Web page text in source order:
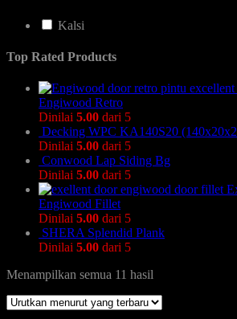
Kalsi
Top Rated Products
Engiwood Retro
Dinilai 5.00 dari 5
Decking WPC KA140S20
Dinilai 5.00 dari 5
Conwood Lap Siding Bg
Dinilai 5.00 dari 5
Engiwood Fillet
Dinilai 5.00 dari 5
SHERA Splendid Plank
Dinilai 5.00 dari 5
Menampilkan semua 11 hasil